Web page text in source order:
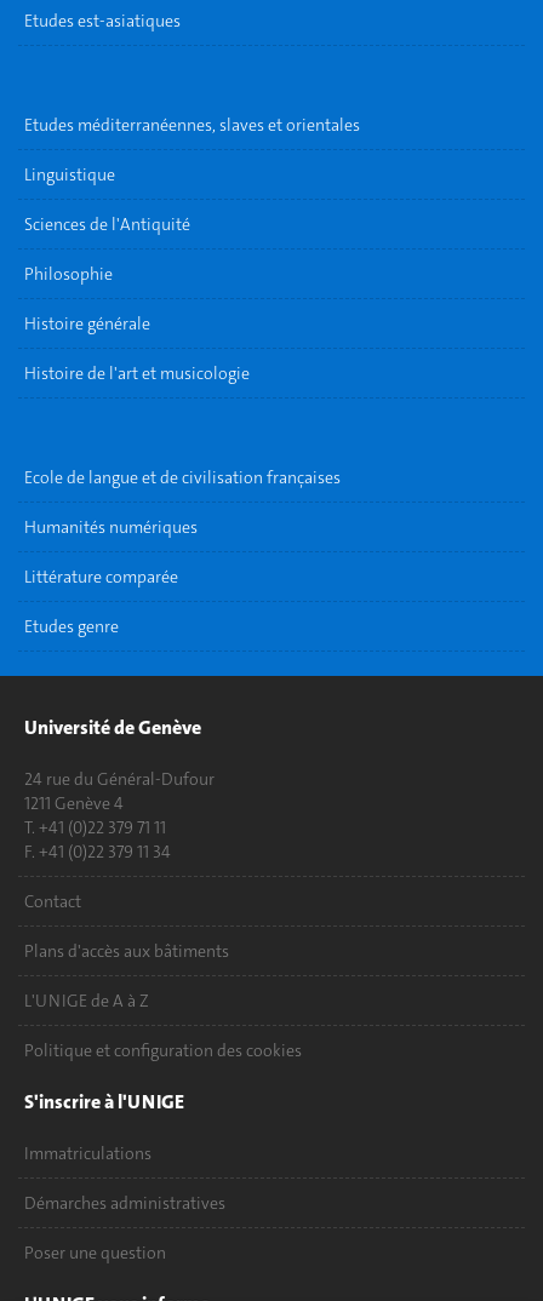
Etudes est-asiatiques
Etudes méditerranéennes, slaves et orientales
Linguistique
Sciences de l'Antiquité
Philosophie
Histoire générale
Histoire de l'art et musicologie
Ecole de langue et de civilisation françaises
Humanités numériques
Littérature comparée
Etudes genre
Université de Genève
24 rue du Général-Dufour
1211 Genève 4
T. +41 (0)22 379 71 11
F. +41 (0)22 379 11 34
Contact
Plans d'accès aux bâtiments
L'UNIGE de A à Z
Politique et configuration des cookies
S'inscrire à l'UNIGE
Immatriculations
Démarches administratives
Poser une question